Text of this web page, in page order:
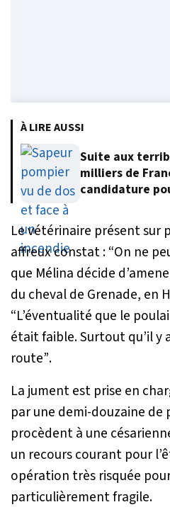
À LIRE AUSSI
Suite aux
milliers de
candidature
Le vétérinaire présent sur
affreux constat : “On ne
que Mélina décide
du cheval de Grenade, en
“L’éventualité que le
était faible. Surtout qu’il y
route”.
La jument est prise en
par une demi-douzaine de
procèdent à une
un recours courant pour
opération très risquée
particulièrement fragile.